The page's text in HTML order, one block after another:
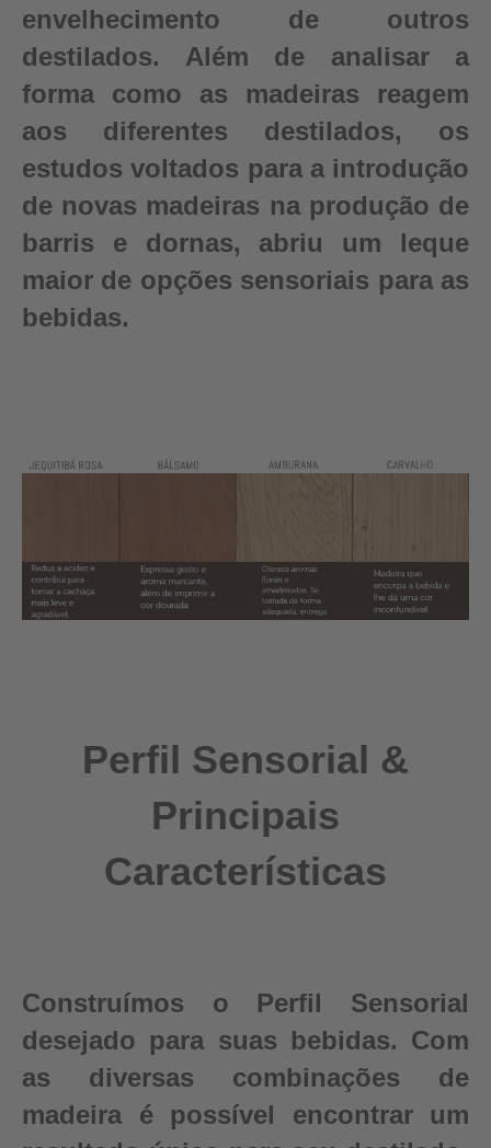
envelhecimento de outros
destilados. Além de analisar a
forma como as madeiras reagem
aos diferentes destilados, os
estudos voltados para a introdução
de novas madeiras na produção de
barris e dornas, abriu um leque
maior de opções sensoriais para as
bebidas.
Perfil Sensorial &
Principais
Características
Construímos o Perfil Sensorial
desejado para suas bebidas. Com
as diversas combinações de
madeira é possível encontrar um